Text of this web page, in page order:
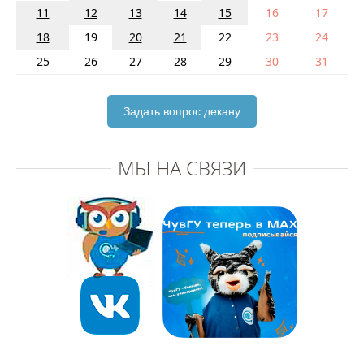
11
12 13 14 15 16
17
18
19 20 21 22 23
24
25
26 27 28 29 30 31
Задать вопрос декану
МЫ НА СВЯЗИ